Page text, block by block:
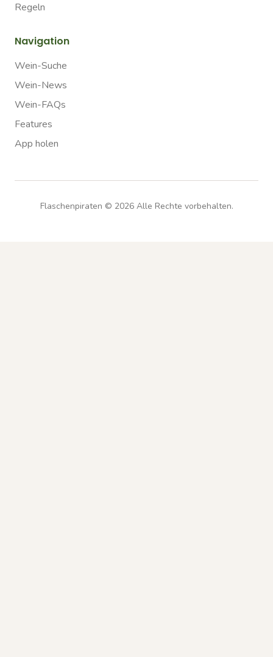
Regeln
Navigation
Wein-Suche
Wein-News
Wein-FAQs
Features
App holen
Flaschenpiraten © 2026Alle Rechte vorbehalten.